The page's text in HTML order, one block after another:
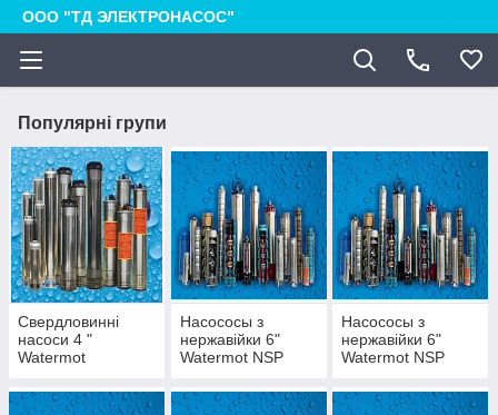
ООО "ТД ЭЛЕКТРОНАСОС"
Популярні групи
Свердловинні
насоси 4 "
Watermot
Насососы з
нержавійки 6"
Watermot NSP
Насососы з
нержавійки 6"
Watermot NSP